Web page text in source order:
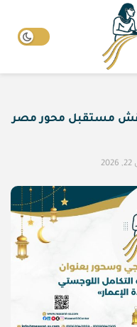
مستقبل محور مصر